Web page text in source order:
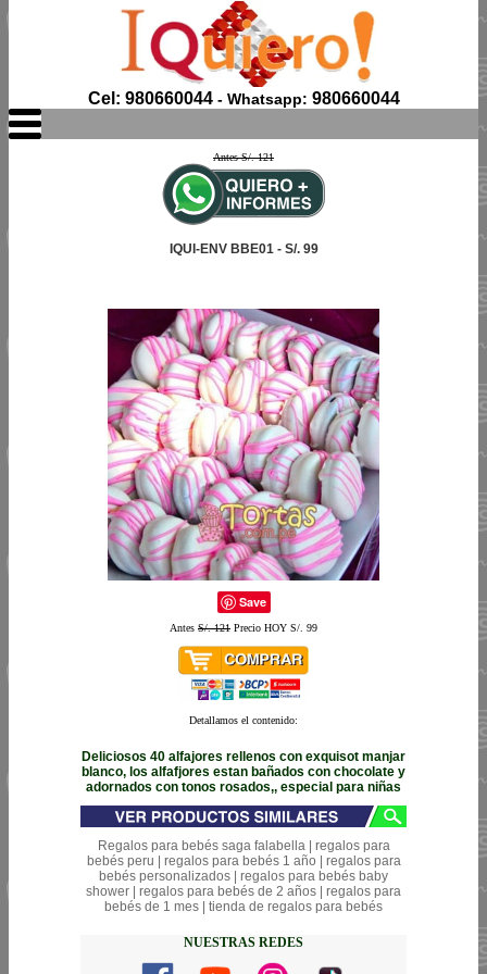
Cel: 980660044- Whatsapp: 980660044
Antes S/. 121
IQUI-ENV BBE01 - S/. 99
Save
Antes S/. 121 Precio HOY S/. 99
Detallamos el contenido:
Deliciosos 40 alfajores rellenos con exquisot manjar
blanco, los alfafjores estan bañados con chocolate y
adornados con tonos rosados,, especial para niñas
Regalos para bebés saga falabella | regalos para
bebés peru | regalos para bebés 1 año | regalos para
bebés personalizados | regalos para bebés baby
shower | regalos para bebés de 2 años | regalos para
bebés de 1 mes | tienda de regalos para bebés
NUESTRAS REDES